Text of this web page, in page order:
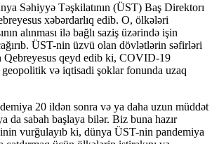
Səhiyyə Təşkilatının (ÜST) Baş Direktorı
xəbərdarlıq edib. O, ölkələri
alınması ilə bağlı saziş üzərində işin
ÜST-nin üzvü olan dövlətlərin səfirləri
Qebreyesus qeyd edib ki, COVID-19
geopolitik və iqtisadi şoklar fonunda uzaq
20 ildən sonra və ya daha uzun müddət
da sabah başlaya bilər. Biz buna hazır
vurğulayıb ki, dünya ÜST-nin pandemiya